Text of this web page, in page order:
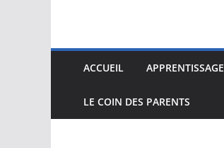
ACCUEIL APPRENTISSAGE
LE COIN DES PARENTS